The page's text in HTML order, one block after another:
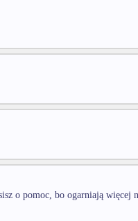
o pomoc, bo ogarniają więcej